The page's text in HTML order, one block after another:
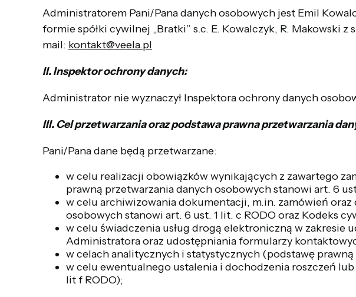
Administratorem Pani/Pana danych osobowych jest Emil
formie spółki cywilnej „Bratki” s.c. E. Kowalczyk, R. Makowski
mail: kontakt@veela.pl
II. Inspektor ochrony danych:
Administrator nie wyznaczył Inspektora ochrony danych
III. Cel przetwarzania oraz podstawa prawna przetwarzania
Pani/Pana dane będą przetwarzane:
w celu realizacji obowiązków wynikających z zawartego
prawną przetwarzania danych osobowych stanowi art. 6
w celu archiwizowania dokumentacji, m.in. zamówień
osobowych stanowi art. 6 ust. 1 lit. c RODO oraz Kodeks
w celu świadczenia usług drogą elektroniczną w
Administratora oraz udostępniania formularzy
w celach analitycznych i statystycznych (podstawę
w celu ewentualnego ustalenia i dochodzenia roszczeń
lit f RODO);